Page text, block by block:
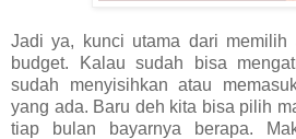
Jadi ya, kunci utama dari memilih
budget. Kalau sudah bisa
sudah menyisihkan atau
yang ada. Baru deh kita bisa pilih
tiap bulan bayarnya berapa.